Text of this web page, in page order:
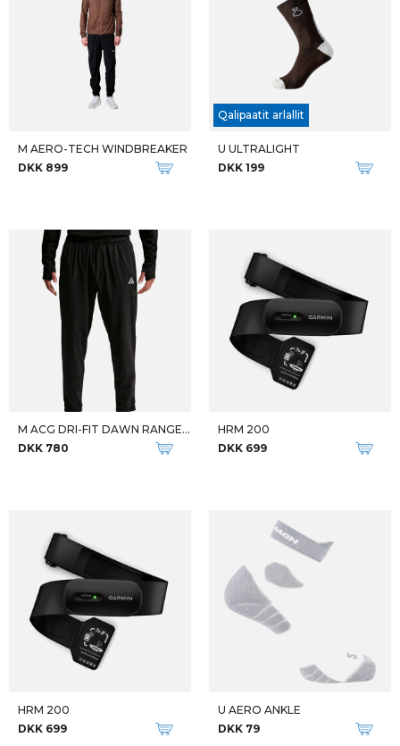
M AERO-TECH WINDBREAKER
DKK 899
Qalipaatit arlallit
U ULTRALIGHT
DKK 199
M ACG DRI-FIT DAWN RANGE PANT
DKK 780
HRM 200
DKK 699
HRM 200
DKK 699
U AERO ANKLE
DKK 79